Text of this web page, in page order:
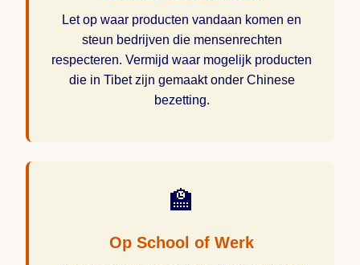
Let op waar producten vandaan komen en
steun bedrijven die mensenrechten
respecteren. Vermijd waar mogelijk producten
die in Tibet zijn gemaakt onder Chinese
bezetting.
🏫
Op School of Werk